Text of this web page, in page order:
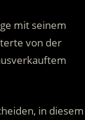
mit seinem
von der
in diesem